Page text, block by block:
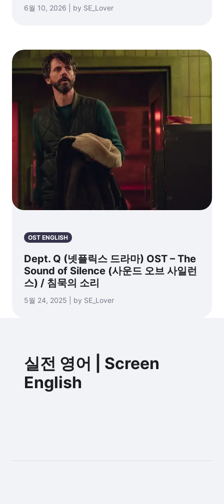
6월 10, 2026 | by SE_Lover
OST ENGLISH
Dept. Q (넷플릭스 드라마) OST – The
Sound of Silence (사운드 오브 사일런
스) / 침묵의 소리
5월 24, 2025 | by SE_Lover
실전 영어 | Screen
English